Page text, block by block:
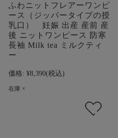
ふわニットフレアーワンピ
ース（ジッパータイプの授
乳口） 妊娠 出産 産前 産
後 ニットワンピース 防寒
長袖 Milk tea ミルクティ
ー
価格: ¥8,390(税込)
在庫 ×